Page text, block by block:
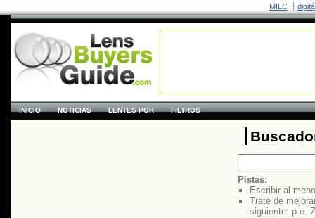
MILC
INICIO NOTICIAS LENTES POR FILTROS
Pistas:
Escribir al
Trate de
siguiente: p.e.